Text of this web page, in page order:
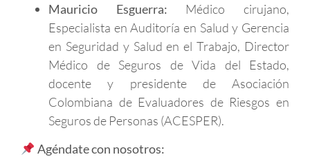
Mauricio Esguerra: Médico cirujano,
Especialista en Auditoría en Salud y Gerencia
en Seguridad y Salud en el Trabajo, Director
Médico de Seguros de Vida del Estado,
docente y presidente de Asociación
Colombiana de Evaluadores de Riesgos en
Seguros de Personas (ACESPER).
Agéndate con nosotros: